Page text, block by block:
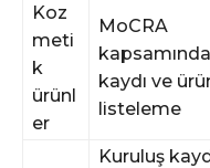
Koz
meti
k
ürünl
er
MoCRA
kaydı ve
listeleme
Kuruluş